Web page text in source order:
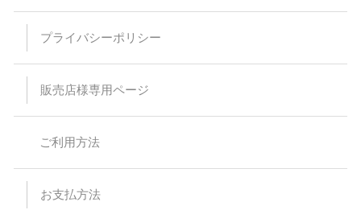
プライバシーポリシー
販売店様専用ページ
ご利用方法
お支払方法